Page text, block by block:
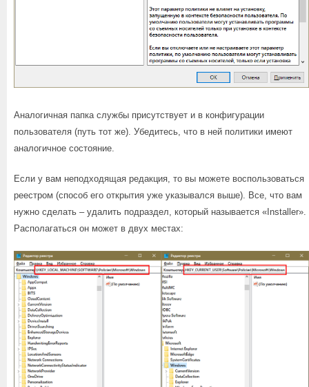
Аналогичная папка службы присутствует и в конфигурации
пользователя (путь тот же). Убедитесь, что в ней политики имеют
аналогичное состояние.
Если у вам неподходящая редакция, то вы можете воспользоваться
реестром (способ его открытия уже указывался выше). Все, что вам
нужно сделать – удалить подраздел, который называется «Installer».
Располагаться он может в двух местах: